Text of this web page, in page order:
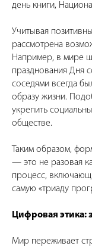
день книги,
Учитывая
рассмотрена
Например, в мире
празднования Дня
соседями всегда
образу жизни.
укрепить
обществе.
Таким образом,
— это не разовая
процесс,
самую «триаду
Цифровая этика:
Мир переживает